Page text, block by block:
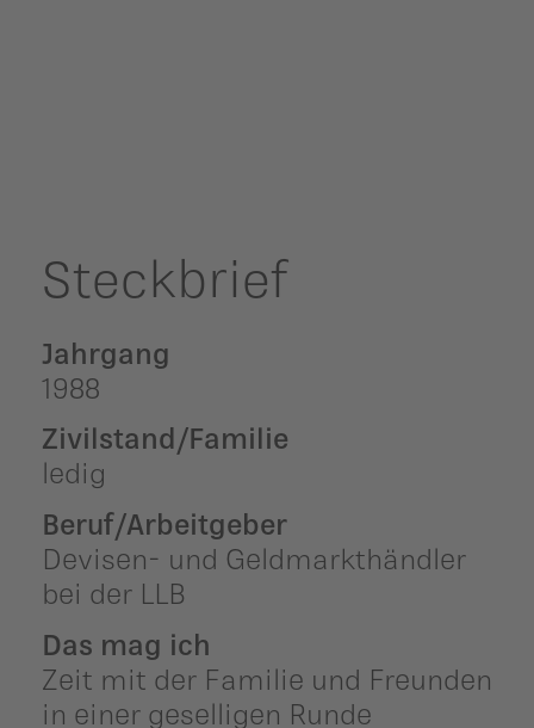
Steckbrief
Jahrgang
1988
Zivilstand/Familie
ledig
Beruf/Arbeitgeber
Devisen- und Geldmarkthändler
bei der LLB
Das mag ich
Zeit mit der Familie und Freunden
in einer geselligen Runde